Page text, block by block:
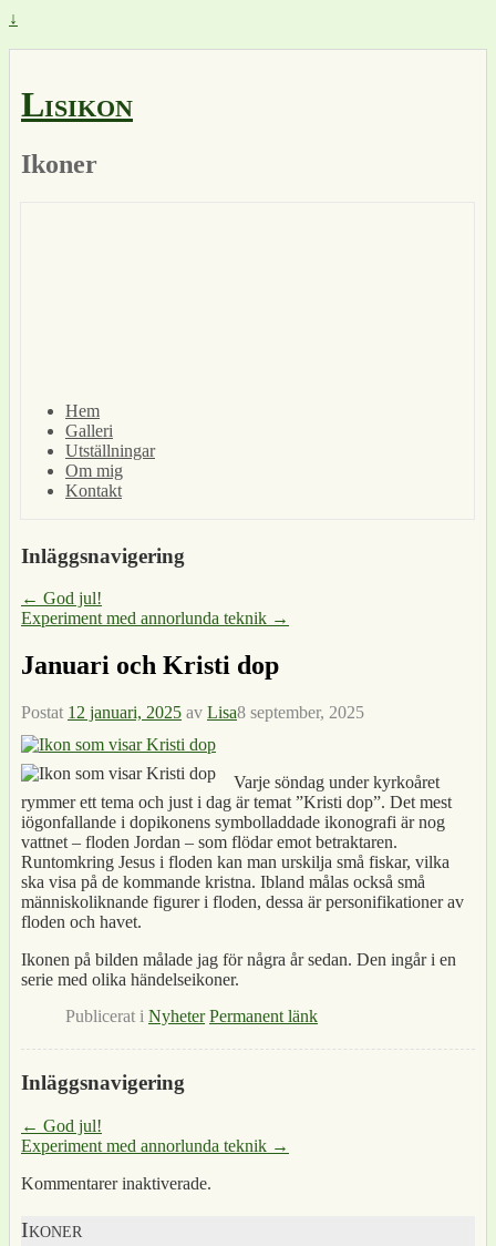
↓
Lisikon
Ikoner
Hem
Galleri
Utställningar
Om mig
Kontakt
Inläggsnavigering
← God jul!
Experiment med annorlunda teknik →
Januari och Kristi dop
Postat 12 januari, 2025 av Lisa8 september, 2025
Varje söndag under kyrkoåret
rymmer ett tema och just i dag är temat ”Kristi dop”. Det mest
iögonfallande i dopikonens symbolladdade ikonografi är nog
vattnet – floden Jordan – som flödar emot betraktaren.
Runtomkring Jesus i floden kan man urskilja små fiskar, vilka
ska visa på de kommande kristna. Ibland målas också små
människoliknande figurer i floden, dessa är personifikationer av
floden och havet.
Ikonen på bilden målade jag för några år sedan. Den ingår i en
serie med olika händelseikoner.
Publicerat i Nyheter Permanent länk
Inläggsnavigering
← God jul!
Experiment med annorlunda teknik →
Kommentarer inaktiverade.
Ikoner